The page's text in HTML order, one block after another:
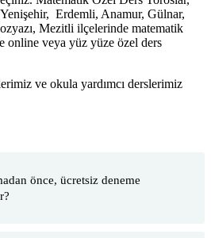
Erdemli, Anamur, Gülnar,
Mezitli ilçelerinde matematik
online veya yüz yüze özel ders
ve okula yardımcı derslerimiz
önce, ücretsiz deneme